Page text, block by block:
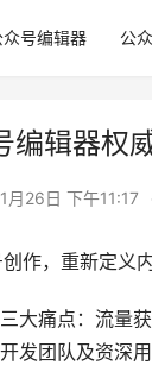
众号编辑器 公
辑器权
月26日 下午11:17
作，重新定义
大痛点：流量
发团队及资深